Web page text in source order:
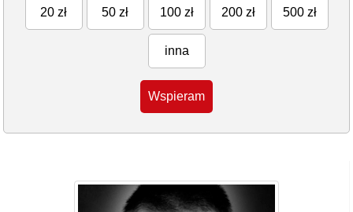
20 zł 50 zł 100 zł 200 zł 500 zł
inna
Wspieram